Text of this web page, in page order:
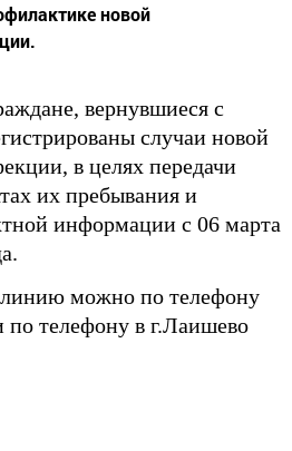
новой
вернувшиеся с
случаи новой
в целях передачи
их пребывания и
информации с 06 марта
линию можно по телефону
телефону в г.Лаишево